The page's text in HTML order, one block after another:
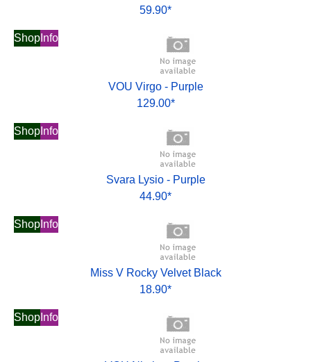
59.90*
Shop Info
VOU Virgo - Purple
129.00*
Shop Info
Svara Lysio - Purple
44.90*
Shop Info
Miss V Rocky Velvet Black
18.90*
Shop Info